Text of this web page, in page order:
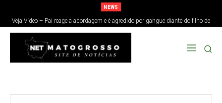
NEWS
Veja Vídeo – Pai reage a abordagem e é agredido por gangue diante do filho de
9 anos em SP